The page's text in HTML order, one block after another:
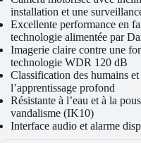
installation et une
Excellente performance en
technologie alimentée par
Imagerie claire contre une
technologie WDR 120 dB
Classification des humains
l’apprentissage profond
Résistante à l’eau et à la
vandalisme (IK10)
Interface audio et alarme